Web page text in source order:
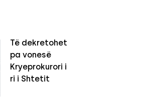
Të dekretohet
pa vonesë
Kryeprokurori i
ri i Shtetit